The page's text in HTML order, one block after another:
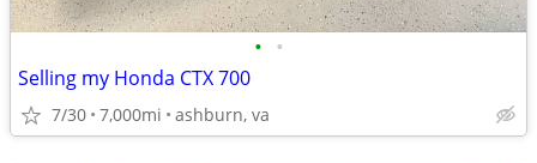
• •
Selling my Honda CTX 700
7/30 7,000mi ashburn, va